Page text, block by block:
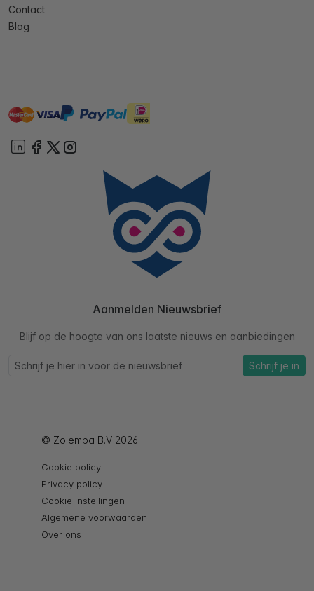
Contact
Blog
mastervisa paypal ideal
Aanmelden Nieuwsbrief
Blijf op de hoogte van ons laatste nieuws en aanbiedingen
Schrijf je in
© Zolemba B.V 2026
Cookie policy
Privacy policy
Cookie instellingen
Algemene voorwaarden
Over ons